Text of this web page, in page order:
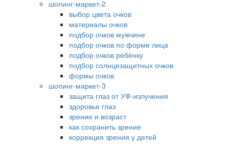
шопинг-маркет-2
выбор цвета очков
материалы очков
подбор очков мужчине
подбор очков по форме лица
подбор очков ребёнку
подбор солнцезащитных очков
формы очков
шопинг-маркет-3
защита глаз от УФ-излучения
здоровье глаз
зрение и возраст
как сохранить зрение
коррекция зрения у детей